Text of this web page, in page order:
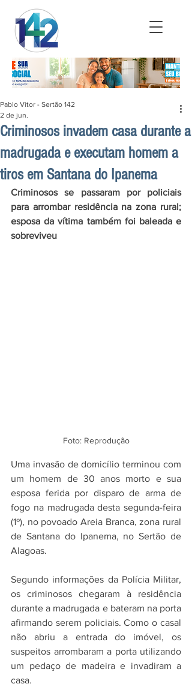
Criminosos invadem casa durante a
madrugada e executam homem a
tiros em Santana do Ipanema
Pablo Vitor - Sertão 142
2 de jun.
Criminosos se passaram por policiais
para arrombar residência na zona rural;
esposa da vítima também foi baleada e
sobreviveu
Foto: Reprodução
Uma invasão de domicílio terminou com
um homem de 30 anos morto e sua
esposa ferida por disparo de arma de
fogo na madrugada desta segunda-feira
(1º), no povoado Areia Branca, zona rural
de Santana do Ipanema, no Sertão de
Alagoas.
Segundo informações da Polícia Militar,
os criminosos chegaram à residência
durante a madrugada e bateram na porta
afirmando serem policiais. Como o casal
não abriu a entrada do imóvel, os
suspeitos arrombaram a porta utilizando
um pedaço de madeira e invadiram a
casa.